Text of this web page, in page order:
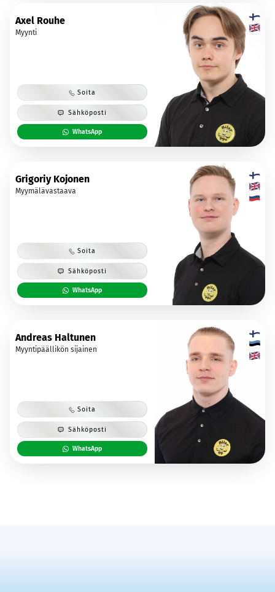
Axel Rouhe
Myynti
Soita
Sähköposti
WhatsApp
Grigoriy Kojonen
Myymälävastaava
Soita
Sähköposti
WhatsApp
Andreas Haltunen
Myyntipäällikön sijainen
Soita
Sähköposti
WhatsApp